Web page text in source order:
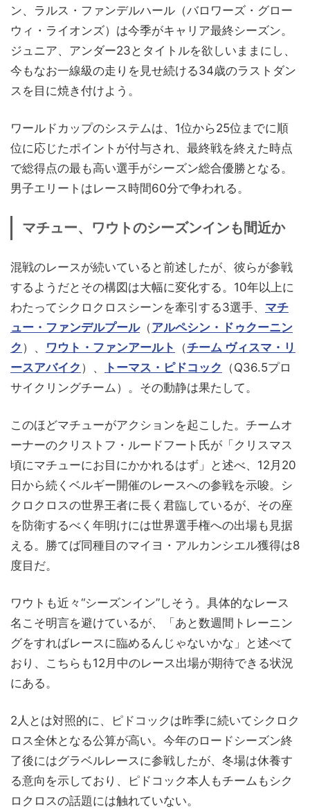
ン、ラルス・ファンデルハール（バロワーズ・グロー
ウィ・ライオンズ）は今季がキャリア最終シーズン。
ジュニア、アンダー23とタイトルを欲しいままにし、
今もなお一線級の走りを見せ続ける34歳のラストダン
スを目に焼き付けよう。
ワールドカップのシステムは、1位から25位までに順
位に応じたポイントが付与され、最終戦を終えた時点
で総得点の最も高い選手がシーズン総合優勝となる。
男子エリートはレース時間60分で争われる。
マチュー、ワウトのシーズンインも間近か
混戦のレースが続いていると前述したが、彼らが参戦
するようだとその構図は大幅に変化する。10年以上に
わたってシクロクロスシーンを牽引する3選手、 マチ
ュー・ファンデルプール（アルペシン・ドゥクーニン
ク ）、 ワウト・ファンアールト （チーム ヴィスマ・リ
ースアバイク ）、 トーマス・ピドコック （Q36.5プロ
サイクリングチーム）。その動静は果たして。
このほどマチューがアクションを起こした。チームオ
ーナーのクリストフ・ルードフート氏が「クリスマス
頃にマチューにお目にかかれるはず」と述べ、12月20
日から続くベルギー開催のレースへの参戦を示唆。シ
クロクロスの世界王者に長く君臨しているが、その座
を防衛するべく年明けには世界選手権への出場も見据
える。勝てば同種目のマイヨ・アルカンシエル獲得は8
度目だ。
ワウトも近々“シーズンイン”しそう。具体的なレース
名こそ明言を避けているが、「あと数週間トレーニン
グをすればレースに臨めるんじゃないかな」と述べて
おり、こちらも12月中のレース出場が期待できる状況
にある。
2人とは対照的に、ピドコックは昨季に続いてシクロク
ロス全休となる公算が高い。今年のロードシーズン終
了後にはグラベルレースに参戦したが、冬場は休養す
る意向を示しており、ピドコック本人もチームもシク
ロクロスの話題には触れていない。